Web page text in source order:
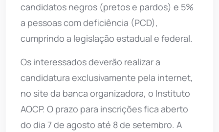
candidatos negros (pretos e pardos) e 5%
a pessoas com deficiência (PCD),
cumprindo a legislação estadual e federal.
Os interessados deverão realizar a
candidatura exclusivamente pela internet,
no site da banca organizadora, o Instituto
AOCP. O prazo para inscrições fica aberto
do dia 7 de agosto até 8 de setembro. A